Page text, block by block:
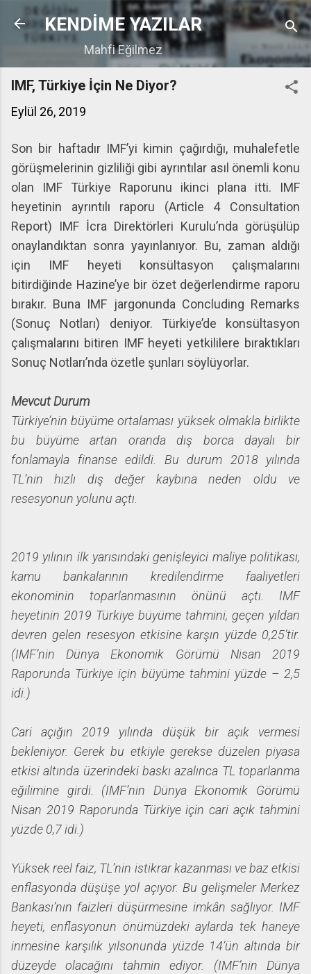
Ana içeriğe atla
KENDİME YAZILAR
Mahfi Eğilmez
IMF, Türkiye İçin Ne Diyor?
Eylül 26, 2019
Son bir haftadır IMF’yi kimin çağırdığı, muhalefetle
görüşmelerinin gizliliği gibi ayrıntılar asıl önemli konu
olan IMF Türkiye Raporunu ikinci plana itti. IMF
heyetinin ayrıntılı raporu (Article 4 Consultation
Report) IMF İcra Direktörleri Kurulu’nda görüşülüp
onaylandıktan sonra yayınlanıyor. Bu, zaman aldığı
için IMF heyeti konsültasyon çalışmalarını
bitirdiğinde Hazine’ye bir özet değerlendirme raporu
bırakır. Buna IMF jargonunda Concluding Remarks
(Sonuç Notları) deniyor. Türkiye’de konsültasyon
çalışmalarını bitiren IMF heyeti yetkililere bıraktıkları
Sonuç Notları’nda özetle şunları söylüyorlar.
Mevcut Durum
Türkiye’nin büyüme ortalaması yüksek olmakla birlikte
bu büyüme artan oranda dış borca dayalı bir
fonlamayla finanse edildi. Bu durum 2018 yılında
TL’nin hızlı dış değer kaybına neden oldu ve
resesyonun yolunu açtı.
2019 yılının ilk yarısındaki genişleyici maliye politikası,
kamu bankalarının kredilendirme faaliyetleri
ekonominin toparlanmasının önünü açtı. IMF
heyetinin 2019 Türkiye büyüme tahmini, geçen yıldan
devren gelen resesyon etkisine karşın yüzde 0,25’tir.
(IMF’nin Dünya Ekonomik Görümü Nisan 2019
Raporunda Türkiye için büyüme tahmini yüzde – 2,5
idi.)
Cari açığın 2019 yılında düşük bir açık vermesi
bekleniyor. Gerek bu etkiyle gerekse düzelen piyasa
etkisi altında üzerindeki baskı azalınca TL toparlanma
eğilimine girdi. (IMF’nin Dünya Ekonomik Görümü
Nisan 2019 Raporunda Türkiye için cari açık tahmini
yüzde 0,7 idi.)
Yüksek reel faiz, TL’nin istikrar kazanması ve baz etkisi
enflasyonda düşüşe yol açıyor. Bu gelişmeler Merkez
Bankası’nın faizleri düşürmesine imkân sağlıyor. IMF
heyeti, enflasyonun önümüzdeki aylarda tek haneye
inmesine karşılık yılsonunda yüzde 14’ün altında bir
düzeyde olacağını tahmin ediyor. (IMF’nin Dünya